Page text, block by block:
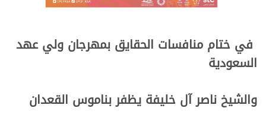
في ختام منافسات الحقايق بمهرجان ولي عهد
السعودية
والشيخ ناصر آل خليفة يظفر بناموس القعدان